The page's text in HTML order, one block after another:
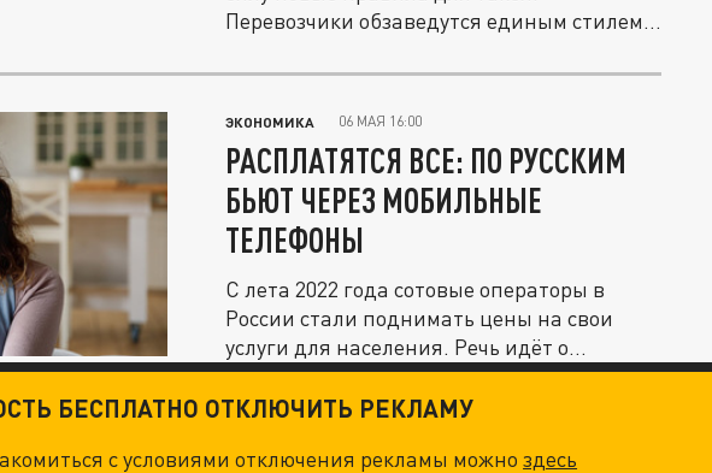
Перевозчики обзаведутся единым стилем,
ЭКОНОМИКА 06 МАЯ 16:00
РАСПЛАТЯТСЯ ВСЕ: ПО РУССКИМ
БЬЮТ ЧЕРЕЗ МОБИЛЬНЫЕ
ТЕЛЕФОНЫ
С лета 2022 года сотовые операторы в
России стали поднимать цены на свои
услуги для населения. Речь идёт о...
БЕСПЛАТНО ОТКЛЮЧИТЬ РЕКЛАМУ
с условиями отключения рекламы можноздесь